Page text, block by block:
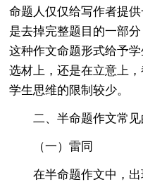
命题人仅仅给写作者提
是去掉完整题目的一部
这种作文命题形式给予
选材上，还是在立意上
学生思维的限制较少。
二、半命题作文常
（一）雷同
在半命题作文中，